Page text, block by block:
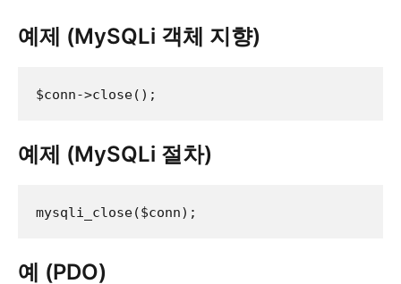
예제 (MySQLi 객체 지향)
예제 (MySQLi 절차)
예 (PDO)